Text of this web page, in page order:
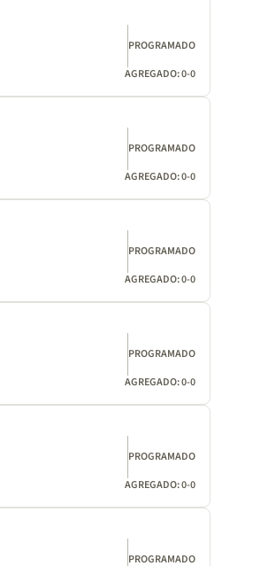
PROGRAMADO
AGREGADO: 0-0
PROGRAMADO
AGREGADO: 0-0
PROGRAMADO
AGREGADO: 0-0
PROGRAMADO
AGREGADO: 0-0
PROGRAMADO
AGREGADO: 0-0
PROGRAMADO